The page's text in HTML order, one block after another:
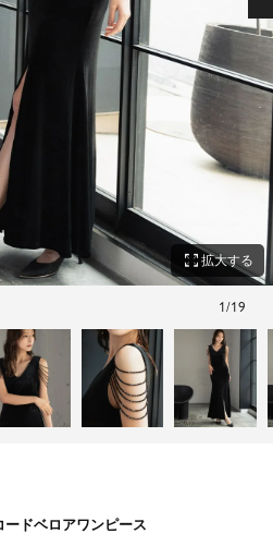
zoom_out_map 拡大する
1/19
ドベロアワンピース